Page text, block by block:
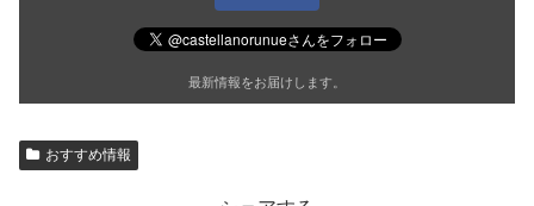
最新情報をお届けします。
おすすめ情報